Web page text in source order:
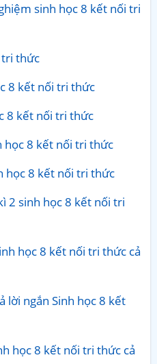
sinh học 8 kết nối tri
thức
8 kết nối tri thức
8 kết nối tri thức
học 8 kết nối tri thức
học 8 kết nối tri thức
2 sinh học 8 kết nối tri
học 8 kết nối tri thức cả
lời ngắn Sinh học 8 kết
học 8 kết nối tri thức cả